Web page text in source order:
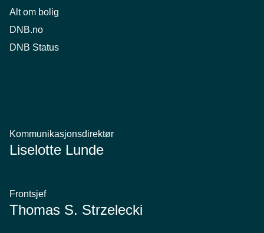
Alt om bolig
DNB.no
DNB Status
Kommunikasjonsdirektør
Liselotte Lunde
Frontsjef
Thomas S. Strzelecki